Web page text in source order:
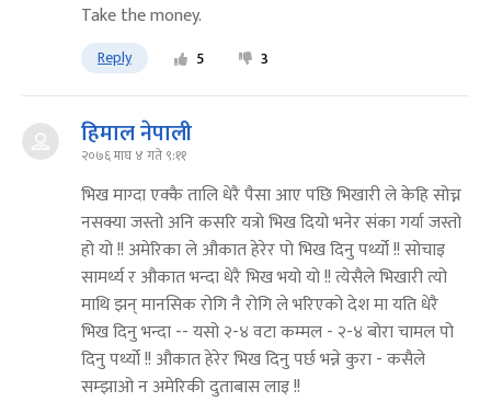
Take the money.
Reply 5 3
हिमाल नेपाली
२०७६ माघ ४ गते ९:११
भिख माग्दा एक्कै तालि धेरै पैसा आए पछि भिखारी ले केहि सोच्न
नसक्या जस्तो अनि कसरि यत्रो भिख दियो भनेर संका गर्या जस्तो
हो यो !! अमेरिका ले औकात हेरेर पो भिख दिनु पर्थ्यो !! सोचाइ
सामर्थ्य र औकात भन्दा धेरै भिख भयो यो !! त्येसैले भिखारी त्यो
माथि झन् मानसिक रोगि नै रोगि ले भरिएको देश मा यति धेरै
भिख दिनु भन्दा -- यसो २-४ वटा कम्मल - २-४ बोरा चामल पो
दिनु पर्थ्यो !! औकात हेरेर भिख दिनु पर्छ भन्ने कुरा - कसैले
सम्झाओ न अमेरिकी दुताबास लाइ !!